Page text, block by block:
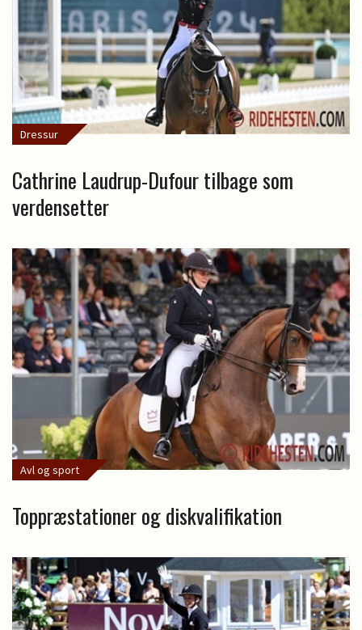
Dressur
Cathrine Laudrup-Dufour tilbage som
verdensetter
Avl og sport
Toppræstationer og diskvalifikation